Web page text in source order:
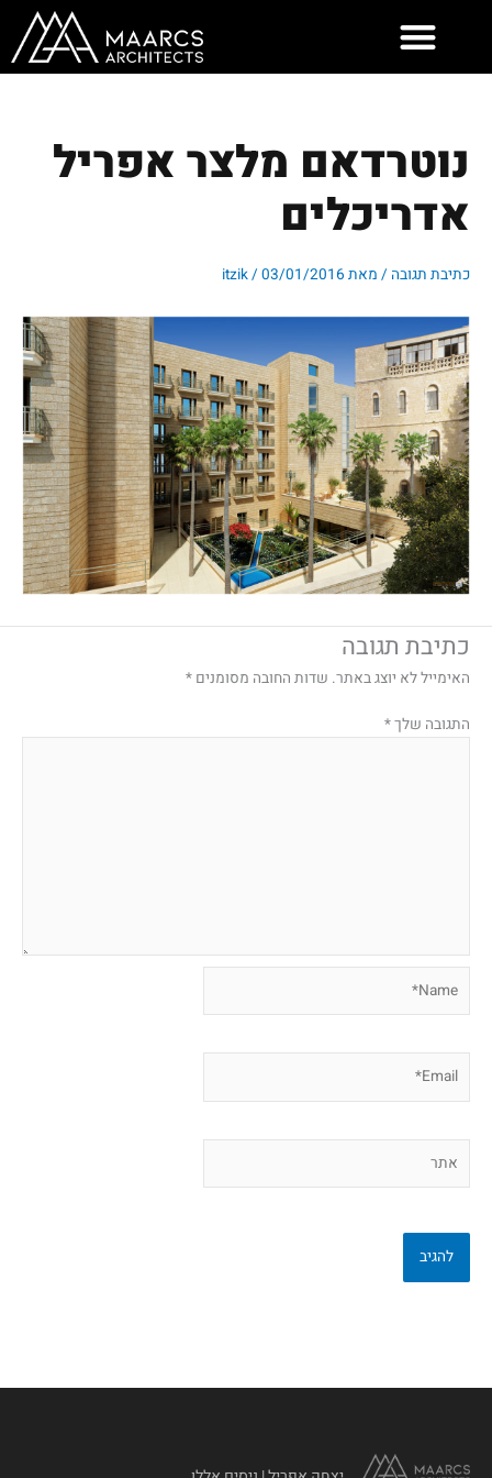
נוטרדאם מלצר אפריל
אדריכלים
כתיבת תגובה / מאת itzik/ 03/01/2016
כתיבת תגובה
האימייל לא יוצג באתר. שדות החובה מסומנים *
התגובה שלך*
Email*